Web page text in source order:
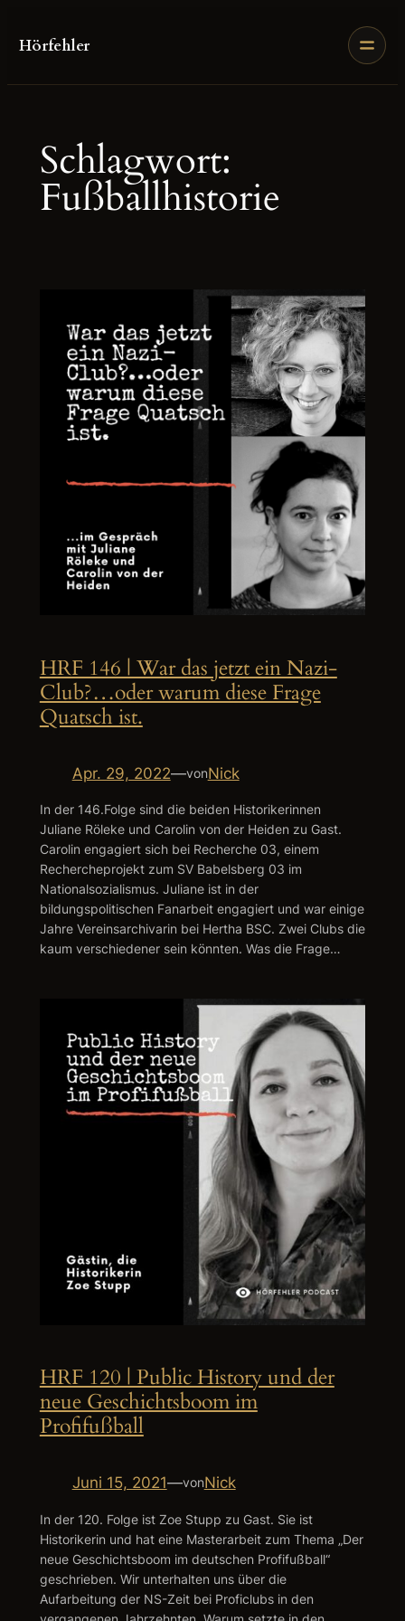
Inhalt
Hörfehler
Schlagwort:
Fußballhistorie
HRF 146 | War das jetzt ein Nazi-
Club?…oder warum diese Frage
Quatsch ist.
Apr. 29, 2022—vonNick
In der 146.Folge sind die beiden Historikerinnen
Juliane Röleke und Carolin von der Heiden zu Gast.
Carolin engagiert sich bei Recherche 03, einem
Rechercheprojekt zum SV Babelsberg 03 im
Nationalsozialismus. Juliane ist in der
bildungspolitischen Fanarbeit engagiert und war einige
Jahre Vereinsarchivarin bei Hertha BSC. Zwei Clubs die
kaum verschiedener sein könnten. Was die Frage…
HRF 120 | Public History und der
neue Geschichtsboom im
Profifußball
Juni 15, 2021—vonNick
In der 120. Folge ist Zoe Stupp zu Gast. Sie ist
Historikerin und hat eine Masterarbeit zum Thema „Der
neue Geschichtsboom im deutschen Profifußball“
geschrieben. Wir unterhalten uns über die
Aufarbeitung der NS-Zeit bei Proficlubs in den